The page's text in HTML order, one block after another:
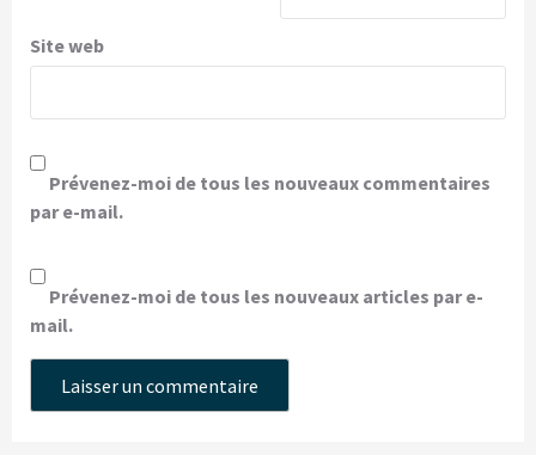
Site web
Prévenez-moi de tous les nouveaux commentaires
par e-mail.
Prévenez-moi de tous les nouveaux articles par e-
mail.